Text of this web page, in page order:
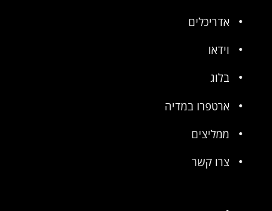
אדריכלים
וידאו
בלוג
ארטפרו במדיה
ממליצים
צרו קשר